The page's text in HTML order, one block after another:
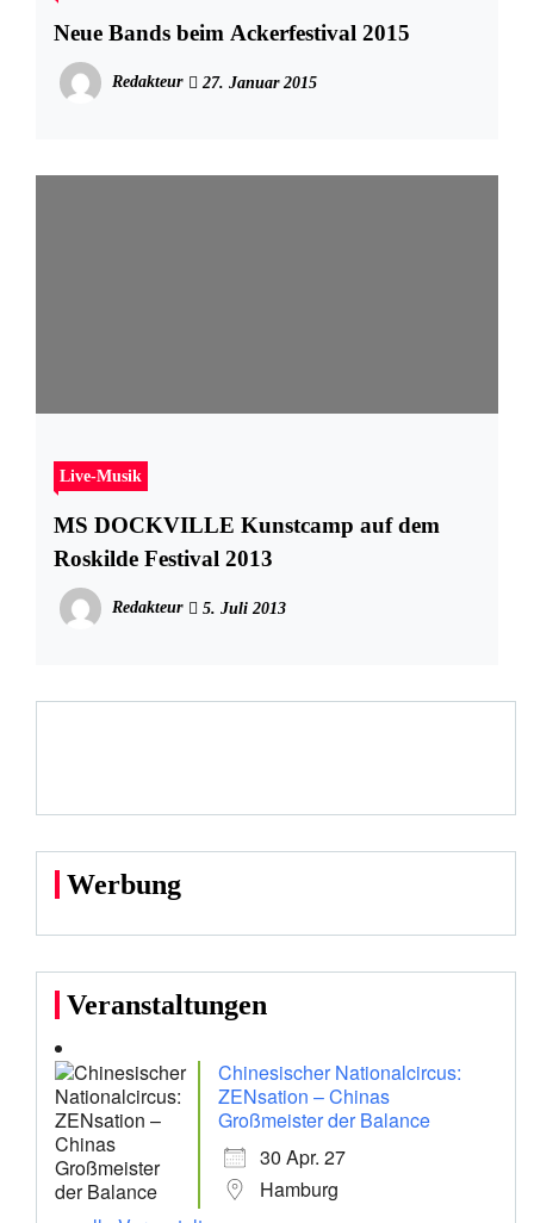
Neue Bands beim Ackerfestival 2015
Redakteur 27. Januar 2015
Live-Musik
MS DOCKVILLE Kunstcamp auf dem
Roskilde Festival 2013
Redakteur 5. Juli 2013
Werbung
Veranstaltungen
Chinesischer Nationalcircus:
ZENsation – Chinas
Großmeister der Balance
30 Apr. 27
Hamburg